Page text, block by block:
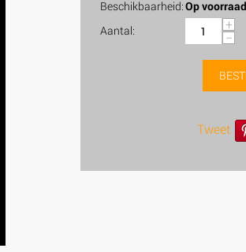
Beschikbaarheid:Op voorraad
Aantal:
+
−
Tweet